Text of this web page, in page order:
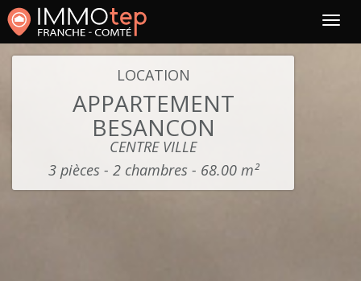
LOCATION
APPARTEMENT
BESANCON
CENTRE VILLE
3 pièces - 2 chambres - 68.00 m²